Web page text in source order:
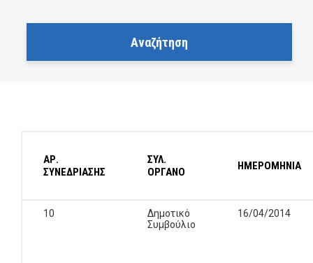
ΑΡ.
ΣΥΝΕΔΡΙΑΣΗΣ
ΣΥΛ.
ΟΡΓΑΝΟ
ΗΜΕΡΟΜΗΝΙΑ
10
Δημοτικό
Συμβούλιο
16/04/2014